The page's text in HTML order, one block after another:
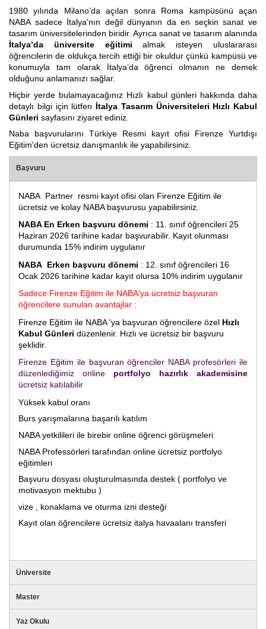
1980 yılında Milano’da açılan sonra Roma kampüsünü açan
NABA sadece İtalya’nın değil dünyanın da en seçkin sanat ve
tasarım üniversitelerinden biridir. Ayrıca sanat ve tasarım alanında
İtalya’da üniversite eğitimi almak isteyen uluslararası
öğrencilerin de oldukça tercih ettiği bir okuldur çünkü kampüsü ve
konumuyla tam olarak İtalya’da öğrenci olmanın ne demek
olduğunu anlamanızı sağlar.
Hiçbir yerde bulamayacağınız Hızlı kabul günleri hakkında daha
detaylı bilgi için lütfen İtalya Tasarım Üniversiteleri Hızlı Kabul
Günleri sayfasını ziyaret ediniz.
Naba başvurularını Türkiye Resmi kayıt ofisi Firenze Yurtdışı
Eğitim'den ücretsiz danışmanlık ile yapabilirsiniz.
Başvuru
NABA Partner resmi kayıt ofisi olan Firenze Eğitim ile
ücretsiz ve kolay NABA başvurusu yapabilirsiniz.
NABA En Erken başvuru dönemi : 11. sınıf öğrencileri 25
Haziran 2026 tarihine kadar başvurabilir. Kayıt olunması
durumunda 15% indirim uygulanır
NABA Erken başvuru dönemi : 12. sınıf öğrencileri 16
Ocak 2026 tarihine kadar kayıt olursa 10% indirim uygulanır
Sadece Firenze Eğitim ile NABA'ya ücretsiz başvuran
öğrencilere sunulan avantajlar :
Firenze Eğitim ile NABA 'ya başvuran öğrencilere özel Hızlı
Kabul Günleri düzenlenir. Hızlı ve ücretsiz bir başvuru
şeklidir.
Firenze Eğitim ile başvuran öğrenciler NABA profesörleri ile
düzenlediğimiz online portfolyo hazırlık akademisine
ücretsiz katılabilir
Yüksek kabul oranı
Burs yarışmalarına başarılı katılım
NABA yetkilileri ile birebir online öğrenci görüşmeleri
NABA Professörleri tarafından online ücretsiz portfolyo
eğitimleri
Başvuru dosyası oluşturulmasında destek ( portfolyo ve
motivasyon mektubu )
vize , konaklama ve oturma izni desteği
Kayıt olan öğrencilere ücretsiz italya havaalanı transferi
Üniversite
Master
Yaz Okulu